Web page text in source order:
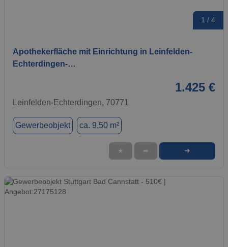
1 / 4
Apothekerfläche mit Einrichtung in Leinfelden-
Echterdingen-…
1.425 €
Leinfelden-Echterdingen, 70771
Gewerbeobjekt ca. 9,50 m²
★ ➦ ➜